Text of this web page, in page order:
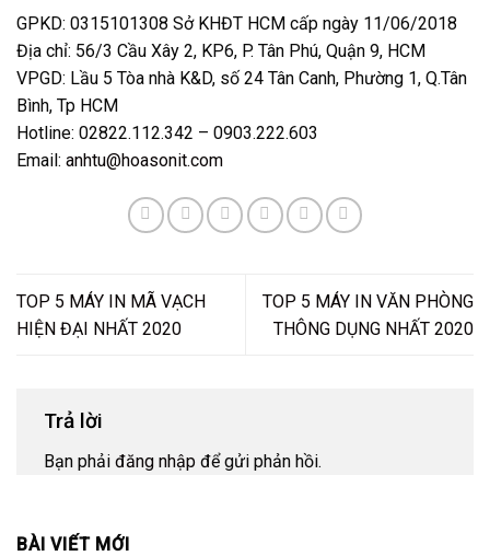
GPKD: 0315101308 Sở KHĐT HCM cấp ngày 11/06/2018
Địa chỉ: 56/3 Cầu Xây 2, KP6, P. Tân Phú, Quận 9, HCM
VPGD: Lầu 5 Tòa nhà K&D, số 24 Tân Canh, Phường 1, Q.Tân
Bình, Tp HCM
Hotline: 02822.112.342 – 0903.222.603
Email: anhtu@hoasonit.com
TOP 5 MÁY IN MÃ VẠCH
HIỆN ĐẠI NHẤT 2020
TOP 5 MÁY IN VĂN PHÒNG
THÔNG DỤNG NHẤT 2020
Trả lời
Bạn phải đăng nhập để gửi phản hồi.
BÀI VIẾT MỚI